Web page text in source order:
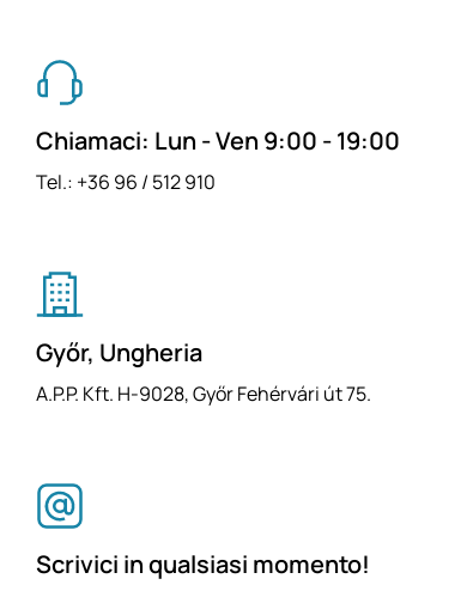
Chiamaci: Lun - Ven 9:00 - 19:00
Tel.: +36 96 / 512 910
Győr, Ungheria
A.P.P. Kft. H-9028, Győr Fehérvári út 75.
Scrivici in qualsiasi momento!